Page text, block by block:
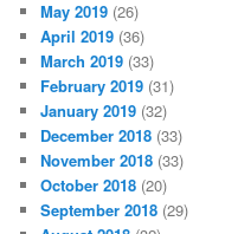
May 2019 (26)
April 2019 (36)
March 2019 (33)
February 2019 (31)
January 2019 (32)
December 2018 (33)
November 2018 (33)
October 2018 (20)
September 2018 (29)